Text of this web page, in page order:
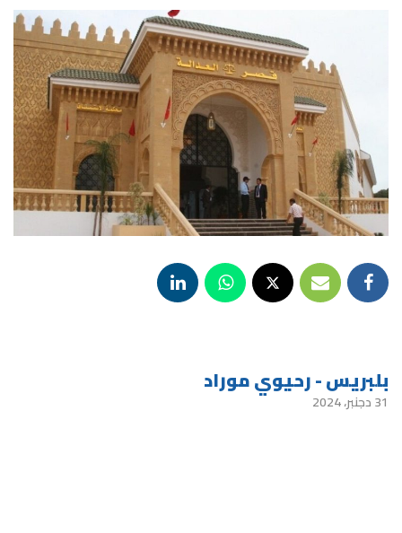
بلبريس - رحيوي موراد
31 دجنبر، 2024